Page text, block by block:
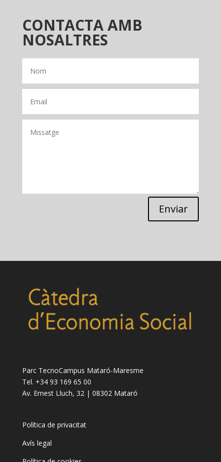
CONTACTA AMB
NOSALTRES
Enviar
Parc TecnoCampus Mataró-Maresme
Tel. +34 93 169 65 00
Av. Ernest Lluch, 32 | 08302 Mataró
Política de privacitat
Avís legal